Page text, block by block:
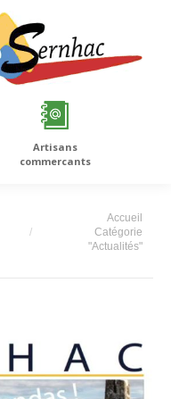
Artisans
commercants
Vous êtes ici :Accueil
Catégorie
"Actualités"